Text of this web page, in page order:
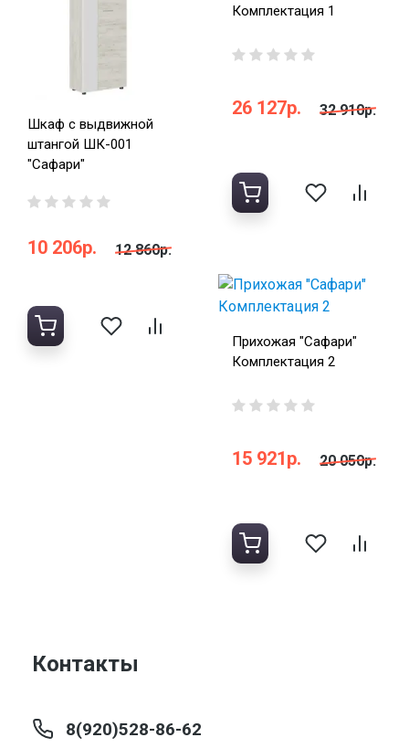
Шкаф с выдвижной
штангой ШК-001
"Сафари"
10 206р. 12 860р.
Комплектация 1
26 127р. 32 910р.
Прихожая "Сафари"
Комплектация 2
15 921р. 20 050р.
Контакты
8(920)528-86-62